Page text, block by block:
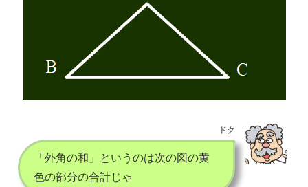
ドク
「外角の和」というのは次の図の黄
色の部分の合計じゃ